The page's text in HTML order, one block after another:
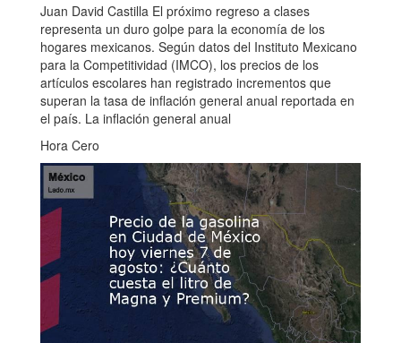
Juan David Castilla El próximo regreso a clases
representa un duro golpe para la economía de los
hogares mexicanos. Según datos del Instituto Mexicano
para la Competitividad (IMCO), los precios de los
artículos escolares han registrado incrementos que
superan la tasa de inflación general anual reportada en
el país. La inflación general anual
Hora Cero